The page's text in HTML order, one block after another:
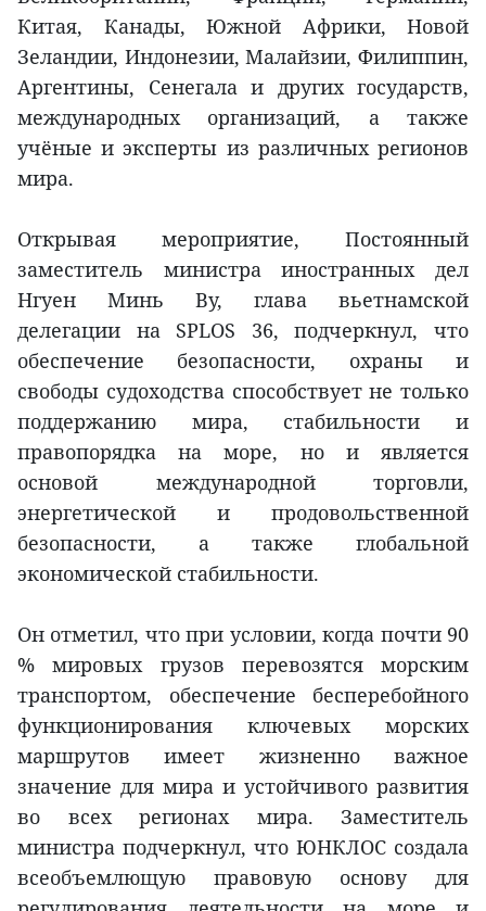
Китая, Канады, Южной Африки, Новой
Зеландии, Индонезии, Малайзии, Филиппин,
Аргентины, Сенегала и других государств,
международных организаций, а также
учёные и эксперты из различных регионов
мира.
Открывая мероприятие, Постоянный
заместитель министра иностранных дел
Нгуен Минь Ву, глава вьетнамской
делегации на SPLOS 36, подчеркнул, что
обеспечение безопасности, охраны и
свободы судоходства способствует не только
поддержанию мира, стабильности и
правопорядка на море, но и является
основой международной торговли,
энергетической и продовольственной
безопасности, а также глобальной
экономической стабильности.
Он отметил, что при условии, когда почти 90
% мировых грузов перевозятся морским
транспортом, обеспечение бесперебойного
функционирования ключевых морских
маршрутов имеет жизненно важное
значение для мира и устойчивого развития
во всех регионах мира. Заместитель
министра подчеркнул, что ЮНКЛОС создала
всеобъемлющую правовую основу для